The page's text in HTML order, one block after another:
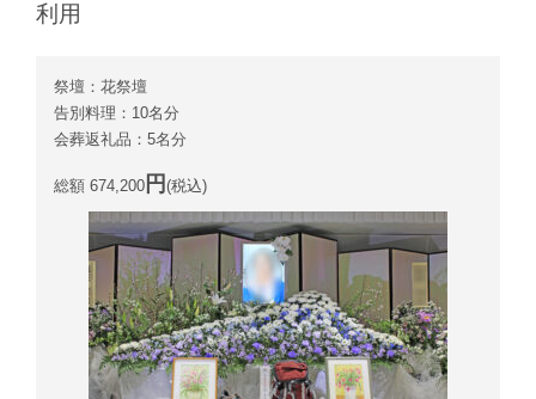
利用
祭壇：花祭壇
告別料理：10名分
会葬返礼品：5名分
総額 674,200 円 (税込)